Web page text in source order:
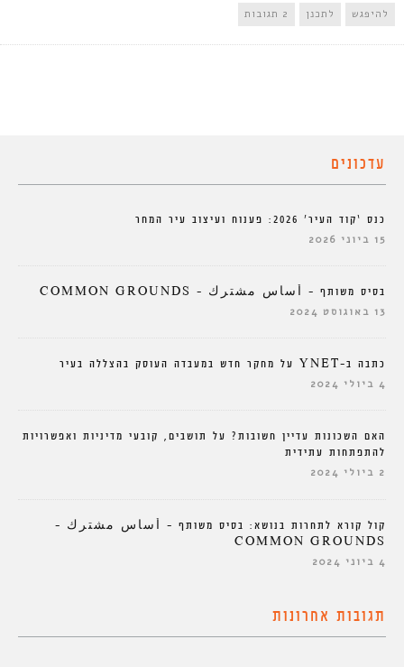
להיפגש לתכנן 2 תגובות
עדכונים
כנס ‘קוד העיר’ 2026: פענוח ועיצוב עיר המחר
15 ביוני 2026
בסיס משותף – أساس مشترك – COMMON GROUNDS
13 באוגוסט 2024
כתבה ב-YNET על מחקר חדש במעבדה העוסק בהצללה בעיר
4 ביולי 2024
האם השכונות עדיין חשובות? על תושבים, קובעי מדיניות ואפשרויות
להתפתחות עתידית
2 ביולי 2024
קול קורא לתחרות בנושא: בסיס משותף – أساس مشترك –
COMMON GROUNDS
4 ביוני 2024
תגובות אחרונות